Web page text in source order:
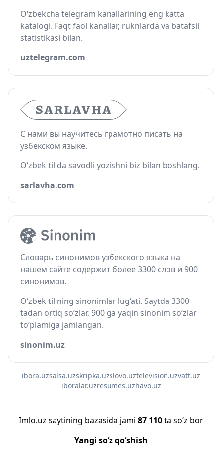
O‘zbekcha telegram kanallarining eng katta
katalogi. Faqt faol kanallar, ruknlarda va batafsil
statistikasi bilan.
uztelegram.com
С нами вы научитесь грамотно писать на
узбекском языке.
O‘zbek tilida savodli yozishni biz bilan boshlang.
sarlavha.com
Словарь синонимов узбекского языка на
нашем сайте содержит более 3300 слов и 900
синонимов.
O‘zbek tilining sinonimlar lug‘ati. Saytda 3300
tadan ortiq so‘zlar, 900 ga yaqin sinonim so‘zlar
to‘plamiga jamlangan.
sinonim.uz
ibora.uzsalsa.uzskripka.uzslovo.uztelevision.uzvatt.uz
iboralar.uzresumes.uzhavo.uz
Imlo.uz saytining bazasida jami 87 110ta so‘z bor
Yangi so‘z qo‘shish